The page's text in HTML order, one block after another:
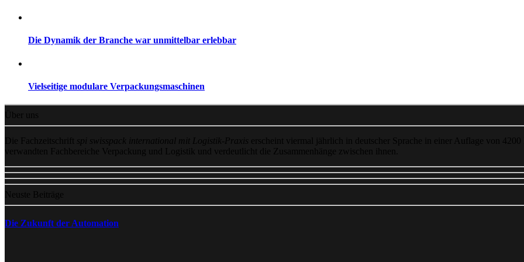
Die Dynamik der Branche war unmittelbar erlebbar
Vielseitige modulare Verpackungsmaschinen
Über uns
Die Fachzeitschrift spi swisspack international mit Logistik-Praxis erscheint viermal jährlich in deutscher Sprache in einer Auflage von
verwandten Fachbereiche Verpackung und Logistik und verdeutlicht die Zusammenhänge zwischen ihnen.
Neuste Beiträge
Die Zukunft der Automation